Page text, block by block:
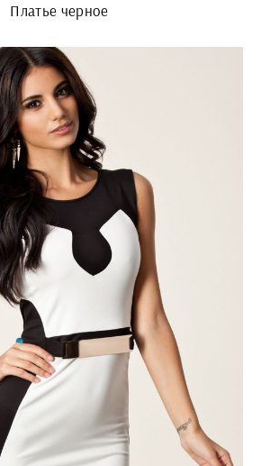
Платье черное